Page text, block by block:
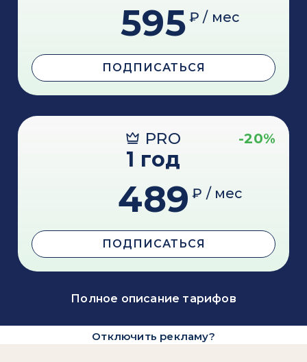
595 ₽ / мес
ПОДПИСАТЬСЯ
PRO -20%
1 год
489 ₽ / мес
ПОДПИСАТЬСЯ
Полное описание тарифов
Отключить рекламу?